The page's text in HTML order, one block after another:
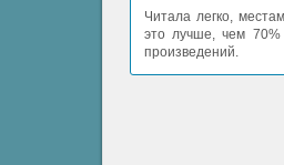
Читала легко,
это лучше, чем 70%
произведений.